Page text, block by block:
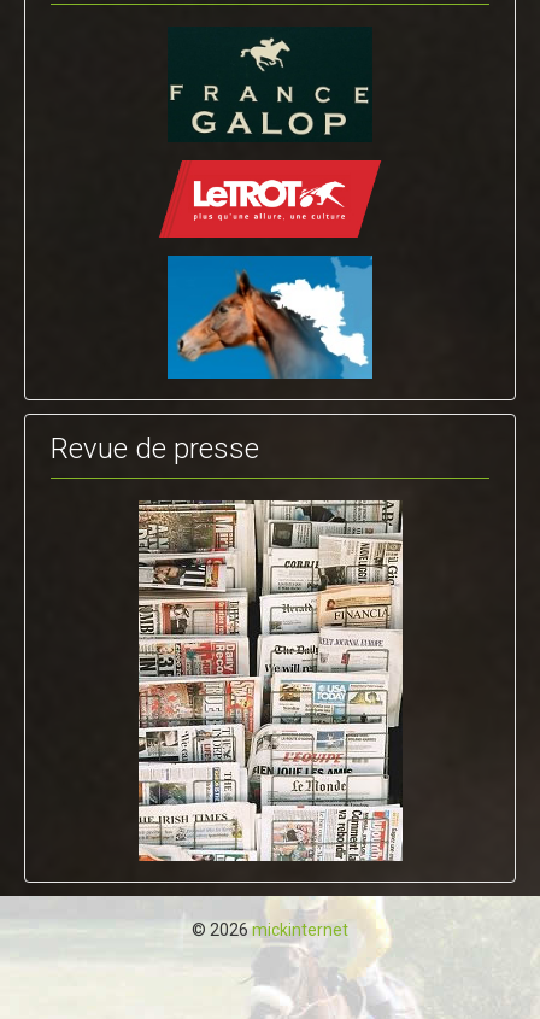
Revue de presse
© 2026 mickinternet